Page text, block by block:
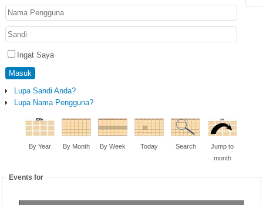
Ingat Saya
Masuk
Lupa Sandi Anda?
Lupa Nama Pengguna?
By Year By Month By Week Today Search
Jump to
month
Events for